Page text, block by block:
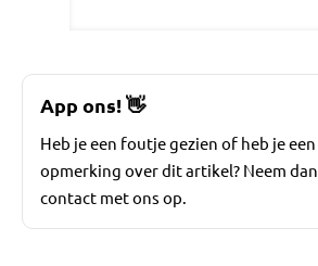
App ons!👋
Heb je een foutje gezien of heb je een
opmerking over dit artikel? Neem dan
contact met ons op.